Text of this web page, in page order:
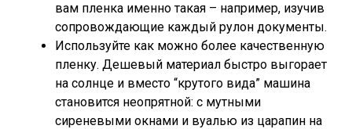
вам пленка именно такая – например, изучив
сопровождающие каждый рулон документы.
Используйте как можно более качественную
пленку. Дешевый материал быстро выгорает
на солнце и вместо “крутого вида” машина
становится неопрятной: с мутными
сиреневыми окнами и вуалью из царапин на